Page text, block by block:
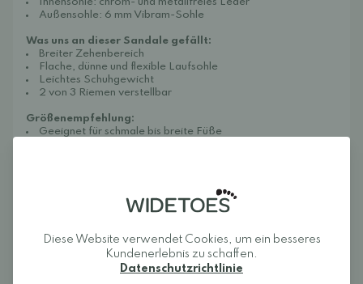
Außensohle: 6 mm Vibram-Sohle
Was uns an dieser Sandale gefällt:
Breiter Zehenbereich
Flache, dünne und flexible Laufsohle
Leichtes Schuhgewicht
2 von 3 Riemen verstellbar
Größenempfehlung:
Geeignet für schmale bis breite Füße
sowohl für den Alltag als auch für Partys. Die Innensohle aus
chrom- und metallfreiem Leder ist atmungsaktiv. Die Riemen
und der Fersenriemen ist komfortabel gepolstert.
Diese Sandalen lassen sich mit einem feuchten Tuch
abwischen. Damit das Leder lange weich und schön bleibt,
empfiehlt sich die Pflege mit einer Creme oder einem Wachs,
Diese Website verwendet Cookies, um ein besseres
Kundenerlebnis zu schaffen.
Datenschutzrichtlinie